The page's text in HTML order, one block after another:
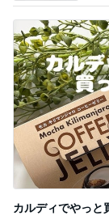
カルディでやっと